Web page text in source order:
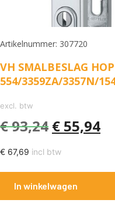
Artikelnummer: 307720
VH SMALBESLAG
554/3359ZA/3357N/
excl. btw
€93,24 € 55,94
€ 67,69 incl btw
In winkelwagen